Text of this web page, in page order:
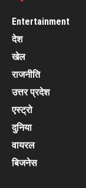
Entertainment
देश
खेल
राजनीति
उत्तर प्रदेश
एस्ट्रो
दुनिया
वायरल
बिजनेस